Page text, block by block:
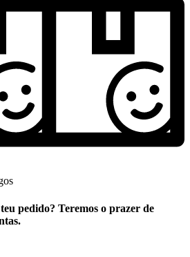
pedido? Teremos o prazer de